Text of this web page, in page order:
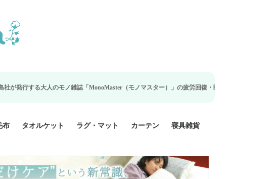
ノ雑誌「MonoMaster（モノマスター）」の疲労回復・睡眠の向上特集に当社のリカバリー枕カバ
ジュニア 掛け布団カバー
シングル 掛け布団カバー
シングルロング 掛け布団
カバー
セミダブル 掛け布団カバ
ー
ダブル 掛け布団カバー
ダブルロング 掛け布団カ
バー
クィーン 掛け布団カバー
暖か 掛け布団カバー
ジュニア 敷布団カバー
セミシングル 敷布団カバ
ー
シングル 敷布団カバー
シングルロング 敷布団カ
バー
ダブル 敷布団カバー
35x50cm 枕カバー
43x63cm 枕カバー
50x70cm 枕カバー
シルク 枕カバー
シングル BOXシーツ
シングルロング BOXシー
ツ
セミダブル BOXシーツ
ダブル BOXシーツ
スーパーロング BOXシー
ツ
カバー2点セット
カバー3点セット
め 35×55cm
・その他枕
布 タオルケット
ハーフサイズ
シングルサイズ
セミダブルサイズ
ダブルサイズ
接触冷感
天然素材 綿100%
ラグ・マット カーテン
既成カーテンのサイズ
遮光カーテン
レース・シアーカーテン
Disney ディズニーカーテ
ン
MOOMIN ムーミンカーテ
ン
PEANUTS ピーナツカー
テン (SNOOPY スヌーピ
ー)
寝具雑貨
美容・化粧品
シルク寝具・雑貨
HURONテクノロジー リ
カバリー寝具
ソファカバー
ひざ掛け
パジャマ
クッション
玄関・フロアーマット
ペット用ベッド
インテリア
その他寝具雑貨